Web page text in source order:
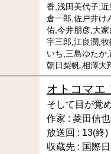
香,浅田美代子,
倉一郎,佐戸井け
佑,今井朋彦,大
宇三郎,江良潤,
いち,三島ゆたか
朝日梨帆,相澤大
オトコマエ
そして目が覚
作家 : 菱田信也
放送回 : 13(終)
収蔵先 : 国際